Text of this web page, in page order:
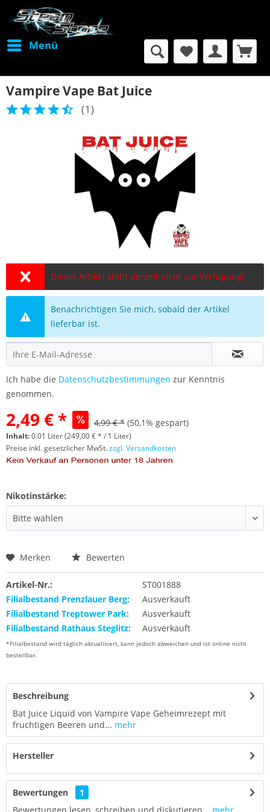
Menü
Vampire Vape Bat Juice
(1)
Dieser Artikel steht derzeit nicht zur Verfügung!
Benachrichtigen Sie mich, sobald der Artikel
lieferbar ist.
Ich habe die Datenschutzbestimmungen zur Kenntnis
genommen.
2,49 € * 4,99 € * (50,1% gespart)
Inhalt:0.01 Liter (249,00 € * / 1 Liter)
Preise inkl. gesetzlicher MwSt.zzgl. Versandkosten
Nikotinstärke:
Merken Bewerten
Artikel-Nr.:
ST001888
Filialbestand Prenzlauer Berg:
Ausverkauft
Filialbestand Treptower Park:
Ausverkauft
Filialbestand Rathaus Steglitz:
Ausverkauft
*Filialbestand wird täglich aktualisiert, kann jedoch abweichen und ist online nicht
bestellbar.
Beschreibung
Bat Juice Liquid von Vampire Vape Geheimrezept mit
fruchtigen Beeren und... mehr
Hersteller
Bewertungen
1